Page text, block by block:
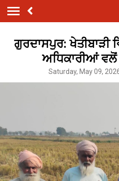
ਗੁਰਦਾਸਪੁਰ: ਖੇਤੀਬਾੜੀ
ਅਧਿਕਾਰੀਆਂ ਵਲੋਂ
Saturday, May 09,